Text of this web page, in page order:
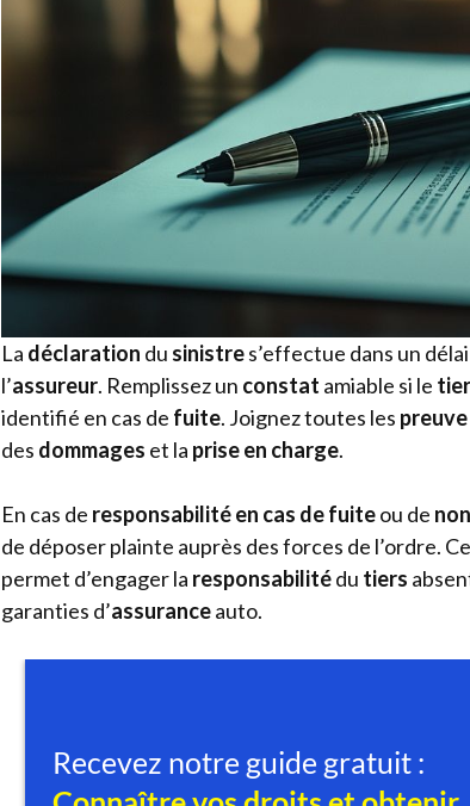
La déclaration du sinistres’effectue dans un
l’assureur. Remplissez un constat amiable si le
identifié en cas de fuite. Joignez toutes les preuve
des dommages et la prise en charge.
En cas de responsabilité en cas de fuiteou de
de déposer plainte auprès des forces de l’ordre.
permet d’engager la responsabilitédu tiers
garanties d’assuranceauto.